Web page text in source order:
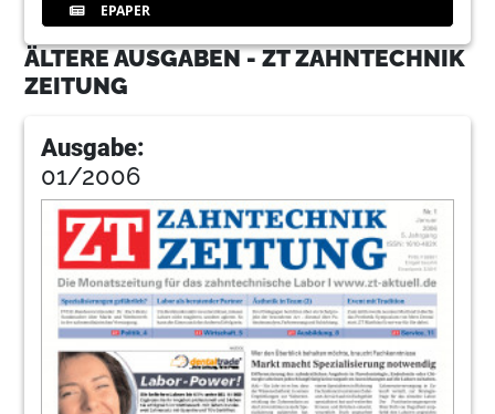
EPAPER
ÄLTERE AUSGABEN - ZT ZAHNTECHNIK
ZEITUNG
Ausgabe:
01/2006